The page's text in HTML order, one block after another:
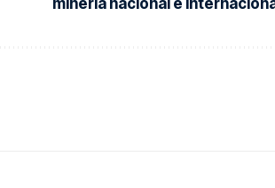
minería nacional e